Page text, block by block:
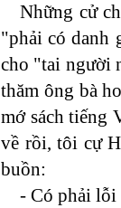
Những cử
"phải có danh
cho "tai người
thăm ông bà
mớ sách tiếng
về rồi, tôi cự
buồn:
- Có phải lỗi